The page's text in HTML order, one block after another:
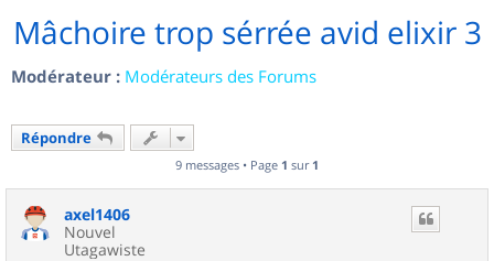
Mâchoire trop sérrée avid elixir 3
Modérateur : Modérateurs des Forums
Répondre
9 messages • Page 1 sur 1
axel1406
Nouvel
Utagawiste